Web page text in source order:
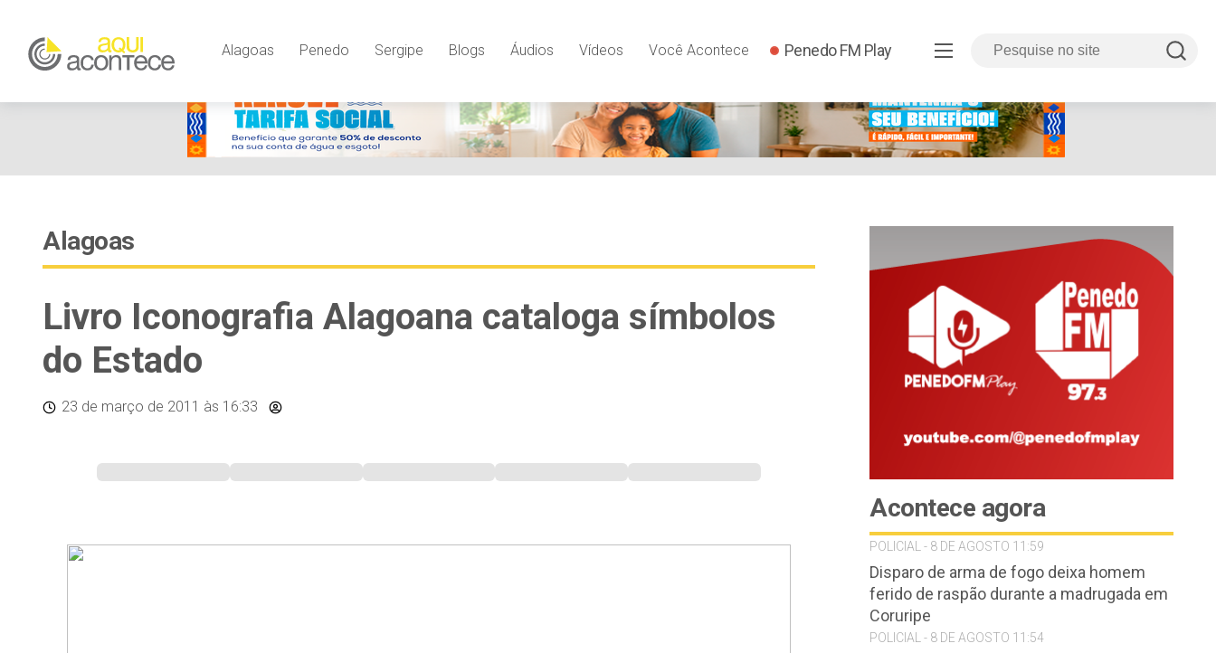
Alagoas Penedo Sergipe Blogs Áudios Vídeos Você Acontece Penedo FM Play
Alagoas
Livro Iconografia Alagoana cataloga símbolos
do Estado
23 de março de 2011 às 16:33
Acontece agora
POLICIAL - 8 DE AGOSTO 11:59
Disparo de arma de fogo deixa homem
ferido de raspão durante a madrugada em
Coruripe
POLICIAL - 8 DE AGOSTO 11:54